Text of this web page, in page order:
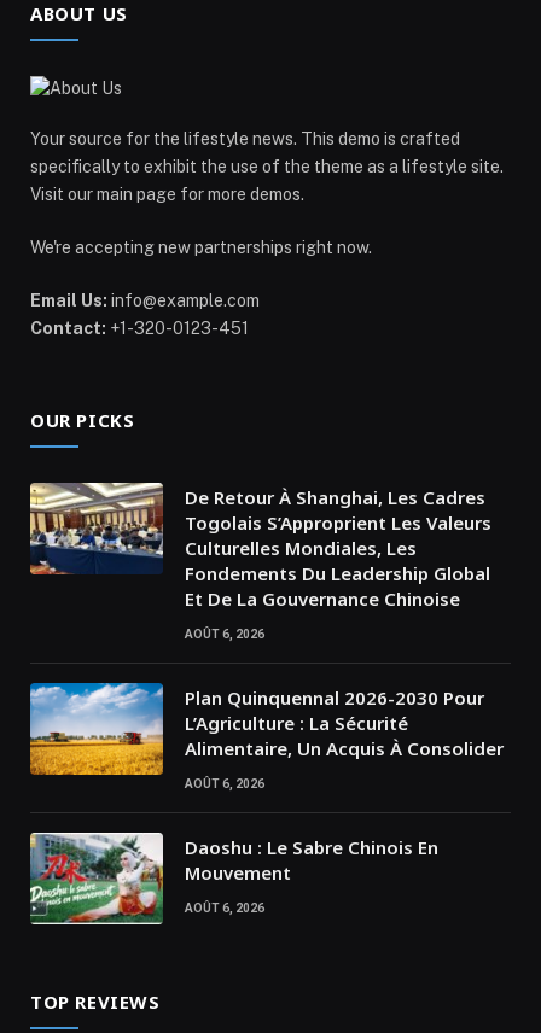
ABOUT US
Your source for the lifestyle news. This demo is crafted
specifically to exhibit the use of the theme as a lifestyle site.
Visit our main page for more demos.
We're accepting new partnerships right now.
Email Us: info@example.com
Contact: +1-320-0123-451
OUR PICKS
De Retour À Shanghai, Les Cadres
Togolais S’Approprient Les Valeurs
Culturelles Mondiales, Les
Fondements Du Leadership Global
Et De La Gouvernance Chinoise
AOÛT 6, 2026
Plan Quinquennal 2026-2030 Pour
L’Agriculture : La Sécurité
Alimentaire, Un Acquis À Consolider
AOÛT 6, 2026
Daoshu : Le Sabre Chinois En
Mouvement
AOÛT 6, 2026
TOP REVIEWS